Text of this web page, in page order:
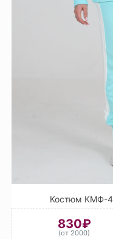
Костюм КМФ-
830₽
(от 2000)